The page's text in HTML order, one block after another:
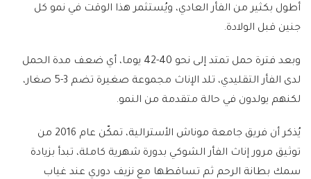
أطول بكثير من الفأر العادي، ويُستثمر هذا الوقت في نمو كل
جنين قبل الولادة.
وبعد فترة حمل تمتد إلى نحو 40-42 يوما، أي ضعف مدة الحمل
لدى الفأر التقليدي، تلد الإناث مجموعة صغيرة تضم 3-5 صغار،
لكنهم يولدون في حالة متقدمة من النمو.
يُذكر أن فريق جامعة موناش الأسترالية، تمكّن عام 2016 من
توثيق مرور إناث الفأر الشوكي بدورة شهرية كاملة، تبدأ بزيادة
سمك بطانة الرحم ثم تساقطها مع نزيف دوري عند غياب